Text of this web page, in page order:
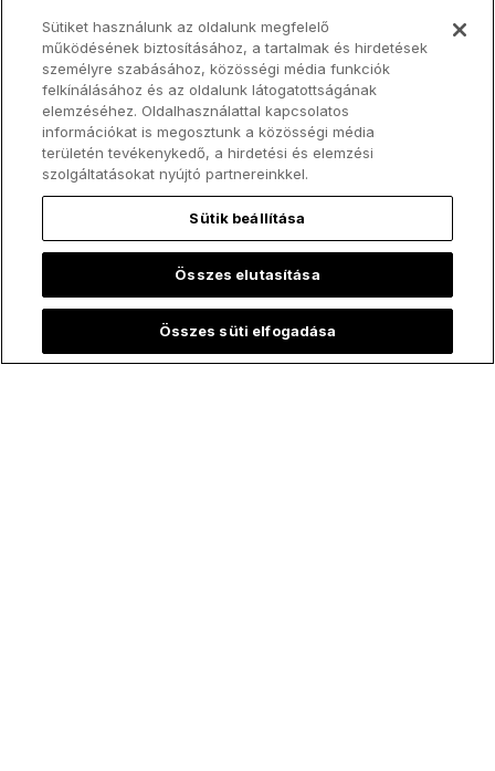
Sütiket használunk az oldalunk megfelelő
működésének biztosításához, a tartalmak és hirdetések
személyre szabásához, közösségi média funkciók
felkínálásához és az oldalunk látogatottságának
elemzéséhez. Oldalhasználattal kapcsolatos
információkat is megosztunk a közösségi média
területén tevékenykedő, a hirdetési és elemzési
szolgáltatásokat nyújtó partnereinkkel.
Sütik beállítása
Összes elutasítása
Összes süti elfogadása